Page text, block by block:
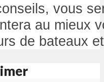
vous
au mieux
de bateaux